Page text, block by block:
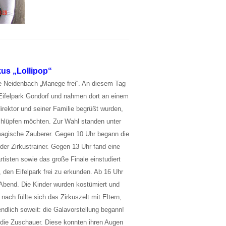
„Lollipop“
„Manege frei“. An diesem Tag
Gondorf und nahmen dort an einem
und seiner Familie begrüßt wurden,
möchten. Zur Wahl standen unter
Zauberer. Gegen 10 Uhr begann die
Zirkustrainer. Gegen 13 Uhr fand eine
sowie das große Finale einstudiert
Eifelpark frei zu erkunden. Ab 16 Uhr
Die Kinder wurden kostümiert und
füllte sich das Zirkuszelt mit Eltern,
soweit: die Galavorstellung begann!
Zuschauer. Diese konnten ihren Augen